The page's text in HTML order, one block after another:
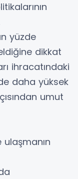
yüzde
dikkat
ihracatındaki
daha yüksek
umut